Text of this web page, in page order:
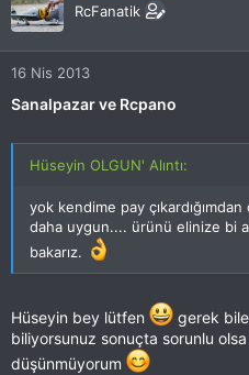
RcFanatik
16 Nis 2013
Sanalpazar ve Rcpano
Hüseyin OLGUN' Alıntı:
yok kendime pay
daha uygun.... ürünü elinize bi
bakarız.
Hüseyin bey lütfen gerek
biliyorsunuz sonuçta sorunlu olsa
düşünmüyorum